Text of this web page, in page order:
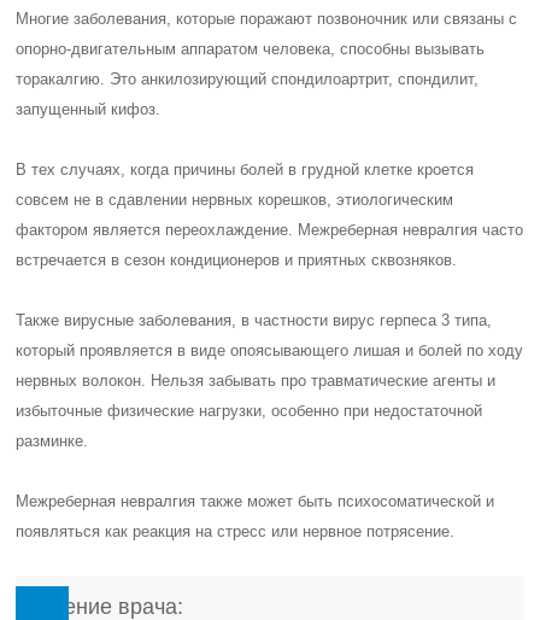
Многие заболевания, которые поражают позвоночник или связаны с
опорно-двигательным аппаратом человека, способны вызывать
торакалгию. Это анкилозирующий спондилоартрит, спондилит,
запущенный кифоз.
В тех случаях, когда причины болей в грудной клетке кроется
совсем не в сдавлении нервных корешков, этиологическим
фактором является переохлаждение. Межреберная невралгия часто
встречается в сезон кондиционеров и приятных сквозняков.
Также вирусные заболевания, в частности вирус герпеса 3 типа,
который проявляется в виде опоясывающего лишая и болей по ходу
нервных волокон. Нельзя забывать про травматические агенты и
избыточные физические нагрузки, особенно при недостаточной
разминке.
Межреберная невралгия также может быть психосоматической и
появляться как реакция на стресс или нервное потрясение.
Мнение врача: